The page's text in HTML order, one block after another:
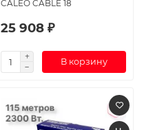
CALEO CABLE 18
25 908 ₽
В корзину